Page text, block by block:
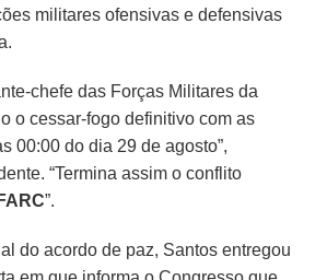
militares ofensivas e defensivas
chefe das Forças Militares da
o cessar-fogo definitivo com as
00:00 do dia 29 de agosto”,
“Termina assim o conflito
FARC”.
do acordo de paz, Santos entregou